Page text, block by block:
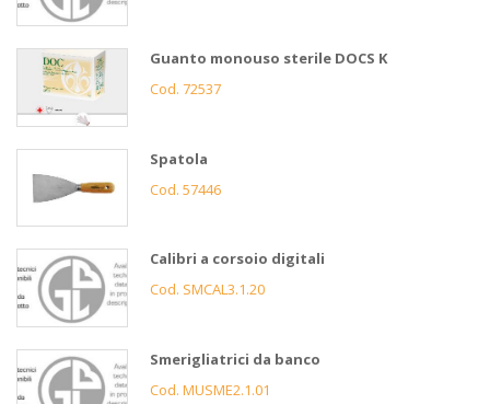
Guanto monouso sterile DOCS K
Cod. 72537
Spatola
Cod. 57446
Calibri a corsoio digitali
Cod. SMCAL3.1.20
Smerigliatrici da banco
Cod. MUSME2.1.01